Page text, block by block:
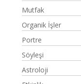
Mutfak
Organik İşler
Portre
Söyleşi
Astroloji